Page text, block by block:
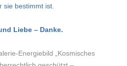
sie bestimmt ist.
Liebe – Danke.
Energiebild „Kosmisches